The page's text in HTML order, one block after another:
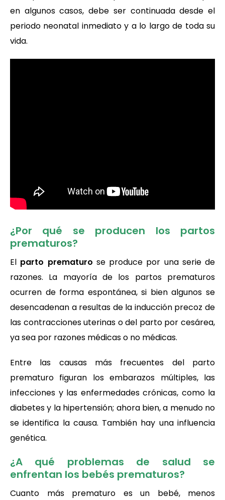
en algunos casos, debe ser continuada desde el
periodo neonatal inmediato y a lo largo de toda su
vida.
¿Por qué se producen los partos
prematuros?
El parto prematuro se produce por una serie de
razones. La mayoría de los partos prematuros
ocurren de forma espontánea, si bien algunos se
desencadenan a resultas de la inducción precoz de
las contracciones uterinas o del parto por cesárea,
ya sea por razones médicas o no médicas.
Entre las causas más frecuentes del parto
prematuro figuran los embarazos múltiples, las
infecciones y las enfermedades crónicas, como la
diabetes y la hipertensión; ahora bien, a menudo no
se identifica la causa. También hay una influencia
genética.
¿A qué problemas de salud se
enfrentan los bebés prematuros?
Cuanto más prematuro es un bebé, menos